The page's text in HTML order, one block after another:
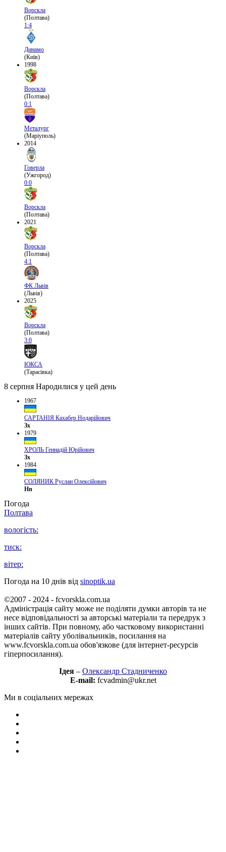
Ворскла
(Полтава)
1:4
Динамо
(Київ)
1998
Ворскла
(Полтава)
0:1
Металург
(Маріуполь)
2014
Говерла
(Ужгород)
0:0
Ворскла
(Полтава)
2021
Ворскла
(Полтава)
4:1
ФК Львів
(Львів)
2025
Ворскла
(Полтава)
3:0
ЮКСА
(Тарасівка)
8 серпня Народилися у цей день
1967
САРТАНІЯ Кахабер Нодарійович
Зх
1979
ХРОЛЬ Геннадій Юрійович
Зх
1984
СОЛЯНИК Руслан Олексійович
Нп
Погода
Полтава
вологість:
тиск:
вітер:
Погода на 10 днів від sinoptik.ua
©2007 - 2024 - fcvorskla.com.ua
Адміністрація сайту може не поділяти думки авторів та не
несе відповідальності за авторські матеріали та передрук з
інших сайтів. При повному, або частковому використанні
матеріалів сайту уболівальників, посилання на
www.fcvorskla.com.ua обов'язкове (для інтернет-ресурсів
гіперпосилання).
Ідея – Олександр Стадниченко
E-mail: fcvadmin@ukr.net
Ми в соціальних мережах